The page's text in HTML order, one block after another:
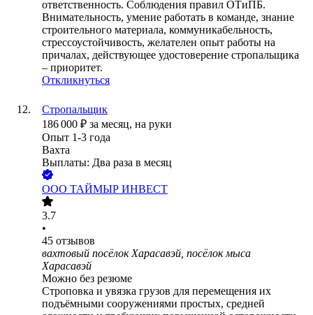
ответственность. Соблюдения правил ОТиПБ.
Внимательность, умение работать в команде, знание
строительного материала, коммуникабельность,
стрессоустойчивость, желателен опыт работы на
причалах, действующее удостоверение стропальщика
– приоритет.
Откликнуться
Стропальщик
186 000 ₽ за месяц, на руки
Опыт 1-3 года
Вахта
Выплаты: Два раза в месяц
ООО ТАЙМЫР ИНВЕСТ
3.7
•
45 отзывов
вахтовый посёлок Харасавэй, посёлок мыса
Харасавэй
Можно без резюме
Строповка и увязка грузов для перемещения их
подъёмными сооружениями простых, средней